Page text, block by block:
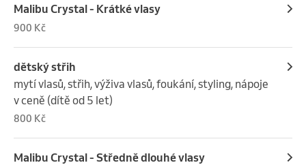
Malibu Crystal - Krátké vlasy
900 Kč
dětský střih
mytí vlasů, střih, výživa vlasů, foukání, styling, nápoje
v ceně (dítě od 5 let)
800 Kč
Malibu Crystal - Středně dlouhé vlasy